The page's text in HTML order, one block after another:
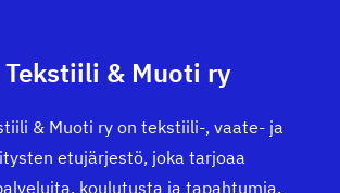
Tekstiili & Muoti ry
& Muoti ry on tekstiili-, vaate- ja
etujärjestö, joka tarjoaa
koulutusta ja tapahtumia.